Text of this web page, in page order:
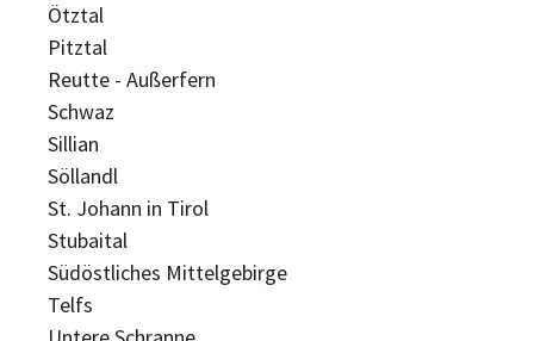
Ötztal
Pitztal
Reutte - Außerfern
Schwaz
Sillian
Söllandl
St. Johann in Tirol
Stubaital
Südöstliches Mittelgebirge
Telfs